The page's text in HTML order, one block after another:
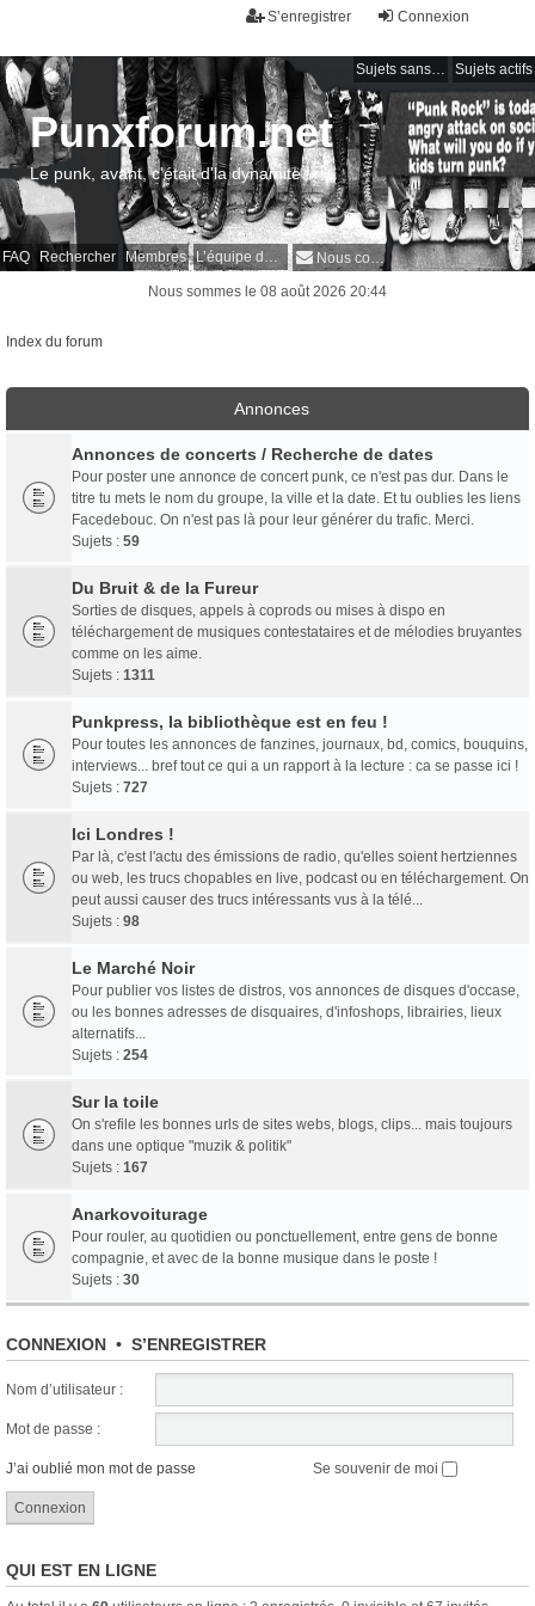
Connexion
S’enregistrer
Sujets sans réponse Sujets actifs
FAQ Rechercher Membres L’équipe du forum Nous contacter
Punxforum.net
Le punk, avant, c'était d'la dynamite !
Nous sommes le 08 août 2026 20:44
Index du forum
Annonces
Annonces de concerts / Recherche de dates
Pour poster une annonce de concert punk, ce n'est pas dur. Dans le
titre tu mets le nom du groupe, la ville et la date. Et tu oublies les liens
Facedebouc. On n'est pas là pour leur générer du trafic. Merci.
Sujets : 59
Du Bruit & de la Fureur
Sorties de disques, appels à coprods ou mises à dispo en
téléchargement de musiques contestataires et de mélodies bruyantes
comme on les aime.
Sujets : 1311
Punkpress, la bibliothèque est en feu !
Pour toutes les annonces de fanzines, journaux, bd, comics, bouquins,
interviews... bref tout ce qui a un rapport à la lecture : ca se passe ici !
Sujets : 727
Ici Londres !
Par là, c'est l'actu des émissions de radio, qu'elles soient hertziennes
ou web, les trucs chopables en live, podcast ou en téléchargement. On
peut aussi causer des trucs intéressants vus à la télé...
Sujets : 98
Le Marché Noir
Pour publier vos listes de distros, vos annonces de disques d'occase,
ou les bonnes adresses de disquaires, d'infoshops, librairies, lieux
alternatifs...
Sujets : 254
Sur la toile
On s'refile les bonnes urls de sites webs, blogs, clips... mais toujours
dans une optique "muzik & politik"
Sujets : 167
Anarkovoiturage
Pour rouler, au quotidien ou ponctuellement, entre gens de bonne
compagnie, et avec de la bonne musique dans le poste !
Sujets : 30
CONNEXION • S’ENREGISTRER
Nom d’utilisateur :
Mot de passe :
J’ai oublié mon mot de passe Se souvenir de moi
QUI EST EN LIGNE